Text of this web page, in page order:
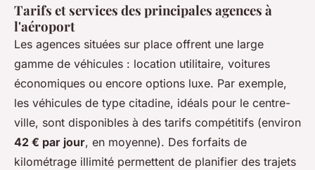
Tarifs et services des principales agences à
l'aéroport
Les agences situées sur place offrent une large
gamme de véhicules : location utilitaire, voitures
économiques ou encore options luxe. Par exemple,
les véhicules de type citadine, idéals pour le centre-
ville, sont disponibles à des tarifs compétitifs (environ
42 € par jour, en moyenne). Des forfaits de
kilométrage illimité permettent de planifier des trajets